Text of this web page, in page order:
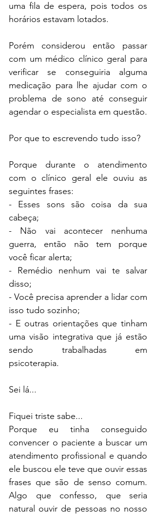
uma fila de espera, pois todos os
horários estavam lotados.
Porém considerou então passar
com um médico clínico geral para
verificar se conseguiria alguma
medicação para lhe ajudar com o
problema de sono até conseguir
agendar o especialista em questão.
Por que to escrevendo tudo isso?
Porque durante o atendimento
com o clínico geral ele ouviu as
seguintes frases:
- Esses sons são coisa da sua
cabeça;
- Não vai acontecer nenhuma
guerra, então não tem porque
você ficar alerta;
- Remédio nenhum vai te salvar
disso;
- Você precisa aprender a lidar com
isso tudo sozinho;
- E outras orientações que tinham
uma visão integrativa que já estão
sendo trabalhadas em
psicoterapia.
Sei lá...
Fiquei triste sabe...
Porque eu tinha conseguido
convencer o paciente a buscar um
atendimento profissional e quando
ele buscou ele teve que ouvir essas
frases que são de senso comum.
Algo que confesso, que seria
natural ouvir de pessoas no nosso